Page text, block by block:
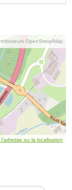
OpenStreetMap
l’adresse ou la localisation